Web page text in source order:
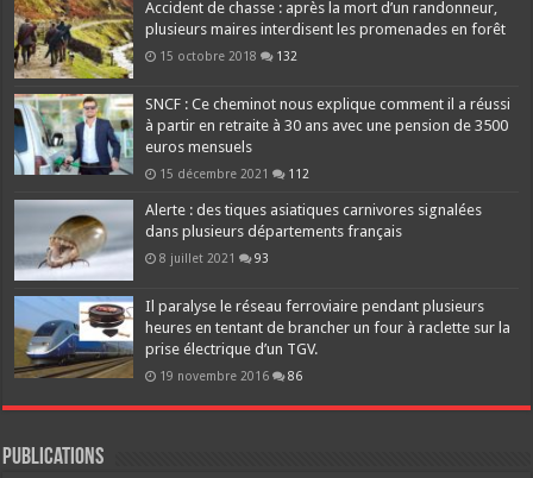
Accident de chasse : après la mort d’un randonneur,
plusieurs maires interdisent les promenades en forêt
15 octobre 2018 132
SNCF : Ce cheminot nous explique comment il a réussi
à partir en retraite à 30 ans avec une pension de 3500
euros mensuels
15 décembre 2021 112
Alerte : des tiques asiatiques carnivores signalées
dans plusieurs départements français
8 juillet 2021 93
Il paralyse le réseau ferroviaire pendant plusieurs
heures en tentant de brancher un four à raclette sur la
prise électrique d’un TGV.
19 novembre 2016 86
Publications